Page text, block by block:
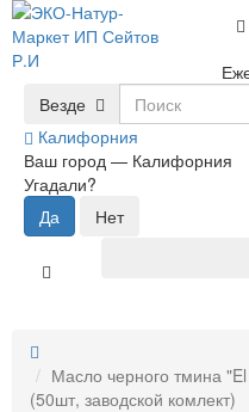
Везде
Калифорния
Ваш город — Калифорния
Угадали?
Масло черного тмина
(50шт, заводской комлект)